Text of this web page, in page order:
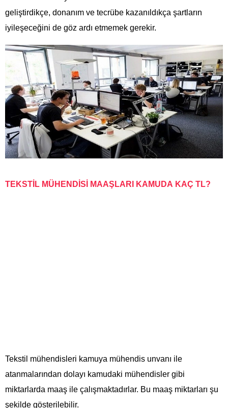
geliştirdikçe, donanım ve tecrübe kazanıldıkça şartların
iyileşeceğini de göz ardı etmemek gerekir.
TEKSTİL MÜHENDİSİ MAAŞLARI KAMUDA KAÇ TL?
Tekstil mühendisleri kamuya mühendis unvanı ile
atanmalarından dolayı kamudaki mühendisler gibi
miktarlarda maaş ile çalışmaktadırlar. Bu maaş miktarları şu
şekilde gösterilebilir.